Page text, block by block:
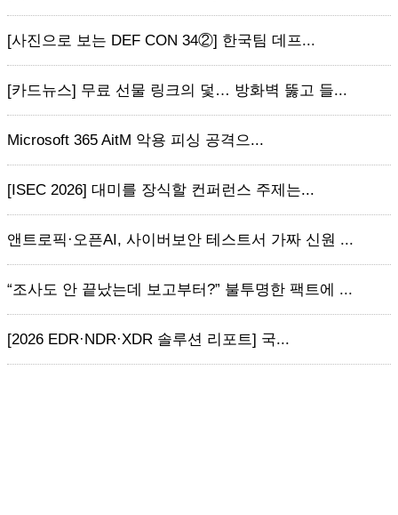
[사진으로 보는 DEF CON 34②] 한국팀 데프...
[카드뉴스] 무료 선물 링크의 덫… 방화벽 뚫고 들...
Microsoft 365 AitM 악용 피싱 공격으...
[ISEC 2026] 대미를 장식할 컨퍼런스 주제는...
앤트로픽·오픈AI, 사이버보안 테스트서 가짜 신원 ...
“조사도 안 끝났는데 보고부터?” 불투명한 팩트에 ...
[2026 EDR·NDR·XDR 솔루션 리포트] 국...